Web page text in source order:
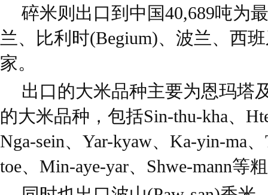
碎米则出口到中国40,689吨为
兰、比利时(Begium)、波兰、西
家。
出口的大米品种主要为恩玛塔
的大米品种，包括Sin-thu-kha、
Nga-sein、Yar-kyaw、Ka-yin-ma
toe、Min-aye-yar、Shwe-mann等